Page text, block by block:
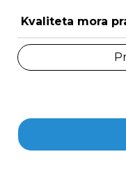
Kvaliteta mora